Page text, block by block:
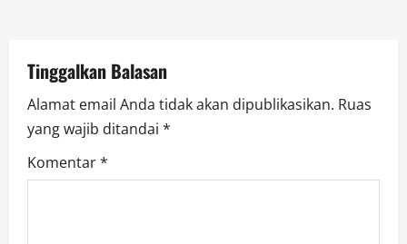
o
n
Tinggalkan Balasan
Alamat email Anda tidak akan dipublikasikan. Ruas
yang wajib ditandai *
Komentar*